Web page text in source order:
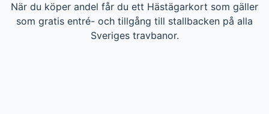
När du köper andel får du ett Hästägarkort som gäller
som gratis entré- och tillgång till stallbacken på alla
Sveriges travbanor.